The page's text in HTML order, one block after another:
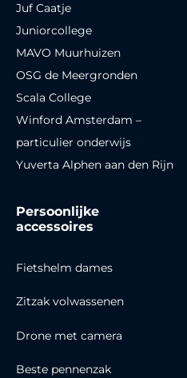
Juf Caatje
Juniorcollege
MAVO Muurhuizen
OSG de Meergronden
Scala College
Winford Amsterdam –
particulier onderwijs
Yuverta Alphen aan den Rijn
Persoonlijke
accessoires
Fietshelm dames
Zitzak volwassenen
Drone met camera
Beste pennenzak